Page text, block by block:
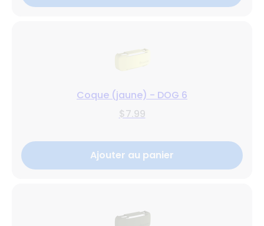
Coque (jaune) - DOG 6
$7.99
Ajouter au panier